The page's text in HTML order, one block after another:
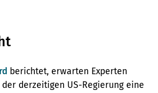
berichtet, erwarten Experten
derzeitigen US-Regierung eine